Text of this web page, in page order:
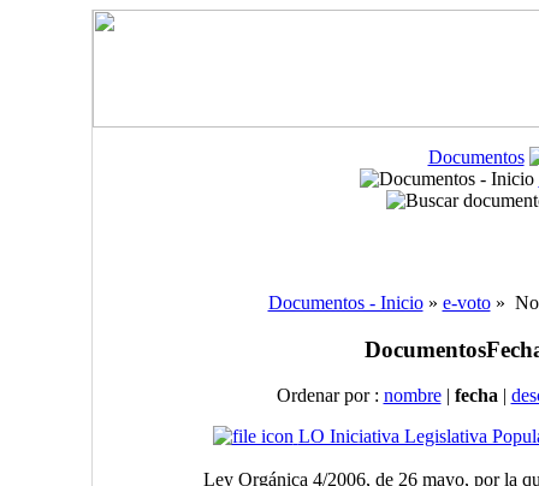
Documentos
Documentos - Inicio» e-voto»
Documentos
Ordenar por : nombre| fecha |
LO Iniciativa Legislativa
Ley Orgánica 4/2006, de 26 mayo, por la